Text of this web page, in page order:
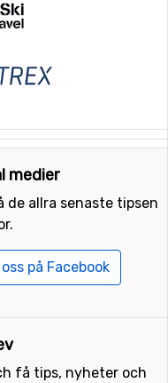
medier
de allra senaste tipsen
på Facebook
få tips, nyheter och